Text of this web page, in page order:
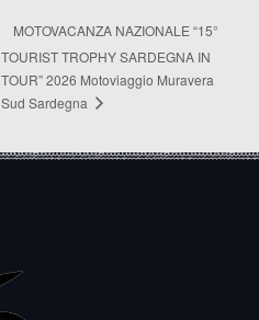
MOTOVACANZA NAZIONALE “15°
TOURIST TROPHY SARDEGNA IN
TOUR” 2026 Motoviaggio Muravera
Sud Sardegna